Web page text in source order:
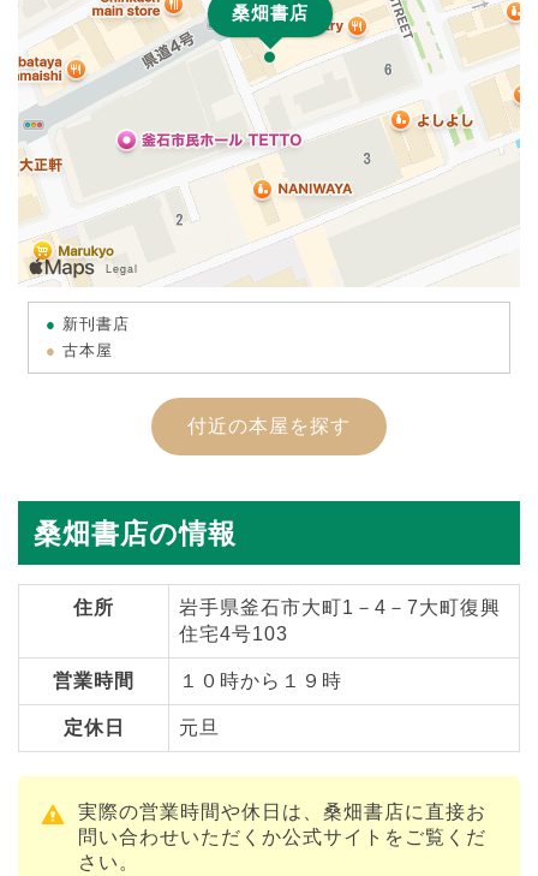
桑畑書店
新刊書店
古本屋
付近の本屋を探す
桑畑書店の情報
住所
岩手県釜石市大町1－4－7大町復興
住宅4号103
営業時間 １０時から１９時
定休日 元旦
実際の営業時間や休日は、桑畑書店に直接お
問い合わせいただくか公式サイトをご覧くだ
さい。